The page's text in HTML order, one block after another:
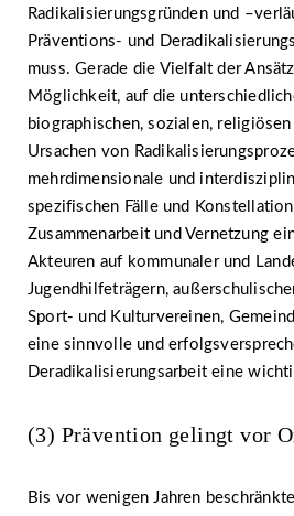
Radikalisierungsgründen und
Präventions- und
muss. Gerade die Vielfalt der
Möglichkeit, auf die
biographischen, sozialen,
Ursachen von
mehrdimensionale und
spezifischen Fälle und
Zusammenarbeit und Vernetzung
Akteuren auf kommunaler und
Jugendhilfeträgern,
Sport- und Kulturvereinen,
eine sinnvolle und
Deradikalisierungsarbeit eine
(3) Prävention gelingt vor
Bis vor wenigen Jahren